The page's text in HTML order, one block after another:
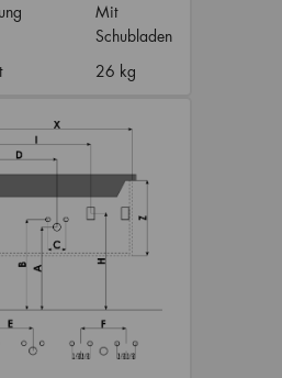
Mit
Schubladen
26 kg